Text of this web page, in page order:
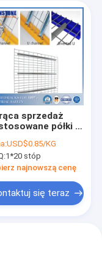
sprzedaż
półki z
stojak
USD$0.85/KG
1*20 stóp
najnowszą cenę
się teraz